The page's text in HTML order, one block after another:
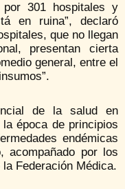
por 301 hospitales y
en ruina”, declaró
que no llegan
presentan cierta
general, entre el
de la salud en
época de principios
endémicas
acompañado por los
Federación Médica.